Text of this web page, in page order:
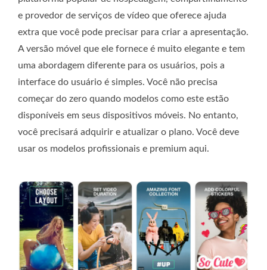
e provedor de serviços de vídeo que oferece ajuda
extra que você pode precisar para criar a apresentação.
A versão móvel que ele fornece é muito elegante e tem
uma abordagem diferente para os usuários, pois a
interface do usuário é simples. Você não precisa
começar do zero quando modelos como este estão
disponíveis em seus dispositivos móveis. No entanto,
você precisará adquirir e atualizar o plano. Você deve
usar os modelos profissionais e premium aqui.